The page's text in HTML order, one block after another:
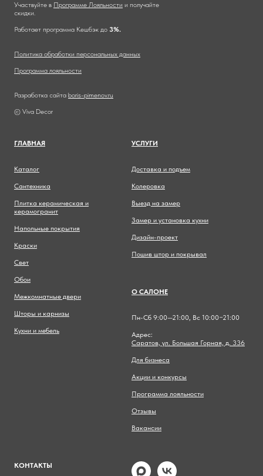
Участвуйте в Программе Лояльности и получайте
скидки.
Работает программа Кешбэк до 3%.
Политика обработки персональных данных
Программа лояльности
Разработка сайта boris-pimenov.ru
© Viva Decor
ГЛАВНАЯ
Каталог
Сантехника
Плитка керамическая и
керамогранит
Напольные покрытия
Краски
Свет
Обои
Межкомнатные двери
Шторы и карнизы
Кухни и мебель
УСЛУГИ
Доставка и подъем
Колеровка
Выезд на замер
Замер и установка кухни
Дизайн-проект
Пошив штор и покрывал
О САЛОНЕ
Пн-Сб 9:00—21:00, Вс 10:00−21:00
Адрес:
Саратов, ул. Большая Горная, д. 336
Для бизнеса
Акции и конкурсы
Программа лояльности
Отзывы
Вакансии
КОНТАКТЫ